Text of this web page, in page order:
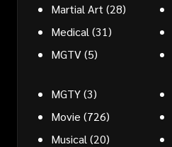
Martial Art (28)
Medical (31)
MGTV(5)
MGTY(3)
Movie (726)
Musical (20)